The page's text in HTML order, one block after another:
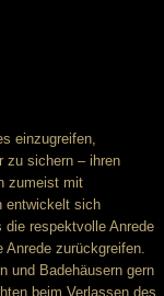
einzugreifen,
zu sichern – ihren
zumeist mit
entwickelt sich
respektvolle Anrede
zurückgreifen.
und Badehäusern gern
beim Verlassen des